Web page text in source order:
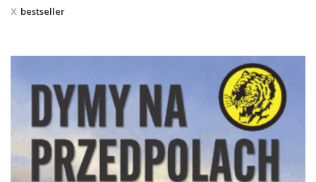
bestseller